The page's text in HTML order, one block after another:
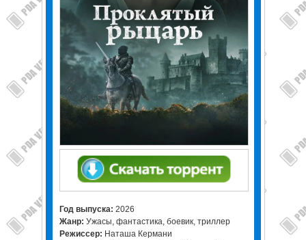
Год выпуска: 2026
Жанр: Ужасы, фантастика, боевик, триллер
Режиссер: Наташа Кермани